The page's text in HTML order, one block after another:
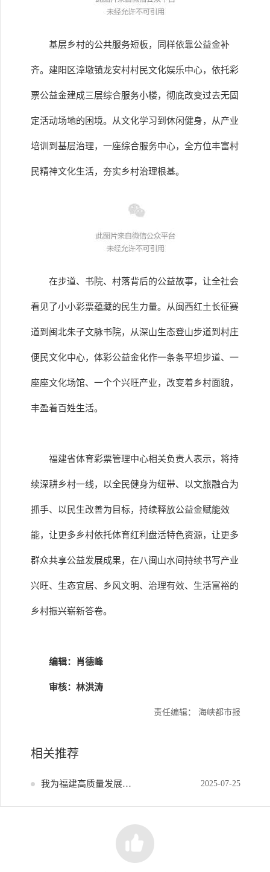
基层乡村的公共服务短板，同样依靠公益金补
齐。建阳区漳墩镇龙安村村民文化娱乐中心，依托彩
票公益金建成三层综合服务小楼，彻底改变过去无固
定活动场地的困境。从文化学习到休闲健身，从产业
培训到基层治理，一座综合服务中心，全方位丰富村
民精神文化生活，夯实乡村治理根基。
在步道、书院、村落背后的公益故事，让全社会
看见了小小彩票蕴藏的民生力量。从闽西红土长征赛
道到闽北朱子文脉书院，从深山生态登山步道到村庄
便民文化中心，体彩公益金化作一条条平坦步道、一
座座文化场馆、一个个兴旺产业，改变着乡村面貌，
丰盈着百姓生活。
福建省体育彩票管理中心相关负责人表示，将持
续深耕乡村一线，以全民健身为纽带、以文旅融合为
抓手、以民生改善为目标，持续释放公益金赋能效
能，让更多乡村依托体育红利盘活特色资源，让更多
群众共享公益发展成果，在八闽山水间持续书写产业
兴旺、生态宜居、乡风文明、治理有效、生活富裕的
乡村振兴崭新答卷。
编辑：肖德峰
审核：林洪涛
责任编辑： 海峡都市报
相关推荐
我为福建高质量发展献策 2025-07-25